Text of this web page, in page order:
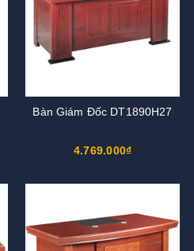
Bàn Giám Đốc DT1890H27
4.769.000₫